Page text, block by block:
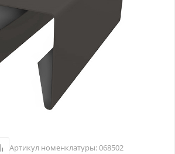
Артикул номенклатуры:068502